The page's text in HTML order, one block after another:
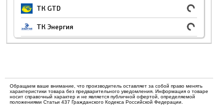
ТК GTD
ТК Энергия
Обращаем ваше внимание, что производитель оставляет за собой право менять
характеристики товара без предварительного уведомления. Информация о товаре
носит справочный характер и не является публичной офертой, определяемой
положениями Статьи 437 Гражданского Кодекса Российской Федерации.